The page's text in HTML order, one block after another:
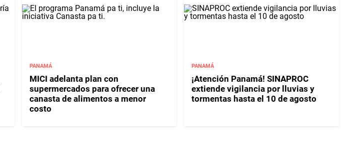
PANAMÁ
MICI adelanta plan con
supermercados para ofrecer una
canasta de alimentos a menor
costo
PANAMÁ
¡Atención Panamá! SINAPROC
extiende vigilancia por lluvias y
tormentas hasta el 10 de agosto